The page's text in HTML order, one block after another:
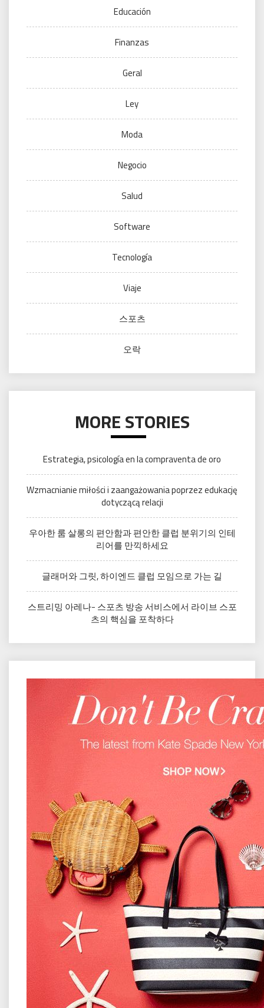
Educación
Finanzas
Geral
Ley
Moda
Negocio
Salud
Software
Tecnología
Viaje
스포츠
오락
MORE STORIES
Estrategia, psicología en la compraventa de oro
Wzmacnianie miłości i zaangażowania poprzez edukację
dotyczącą relacji
우아한 룸 살롱의 편안함과 편안한 클럽 분위기의 인테
리어를 만끽하세요
글래머와 그릿, 하이엔드 클럽 모임으로 가는 길
스트리밍 아레나- 스포츠 방송 서비스에서 라이브 스포
츠의 핵심을 포착하다